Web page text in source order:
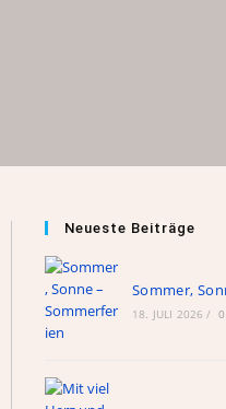
Neueste Beiträge
Sommer,
18. JULI 2026 /